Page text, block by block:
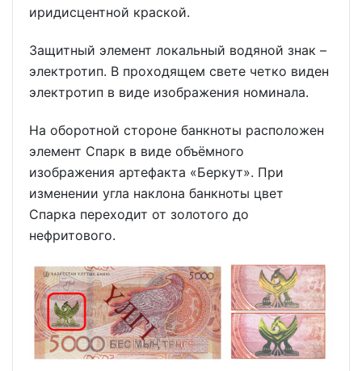
иридисцентной краской.
Защитный элемент локальный водяной знак –
электротип. В проходящем свете четко виден
электротип в виде изображения номинала.
На оборотной стороне банкноты расположен
элемент Спарк в виде объёмного
изображения артефакта «Беркут». При
изменении угла наклона банкноты цвет
Спарка переходит от золотого до
нефритового.